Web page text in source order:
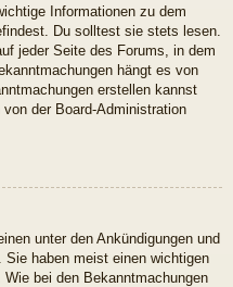
Informationen zu dem
Du solltest sie stets lesen.
jeder Seite des Forums, in dem
hängt es von
erstellen kannst
der Board-Administration
unter den Ankündigungen und
haben meist einen wichtigen
bei den Bekanntmachungen